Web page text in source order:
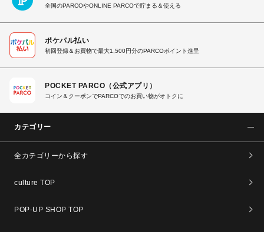
全国のPARCOやONLINE PARCOで貯まる＆使える
ポケパル払い
初回登録＆お買物で最大1,500円分のPARCOポイント進呈
POCKET PARCO（公式アプリ）
コイン＆クーポンでPARCOでのお買い物がオトクに
カテゴリー
全カテゴリーから探す
culture TOP
POP-UP SHOP TOP